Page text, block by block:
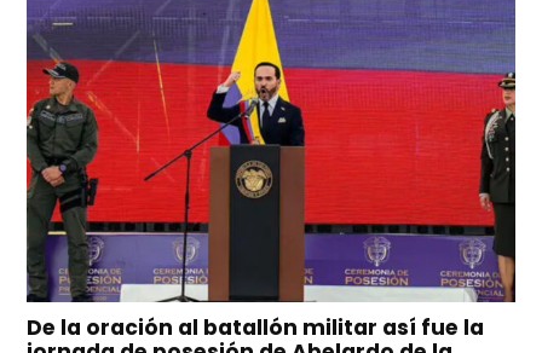
De la oración al batallón militar así fue la